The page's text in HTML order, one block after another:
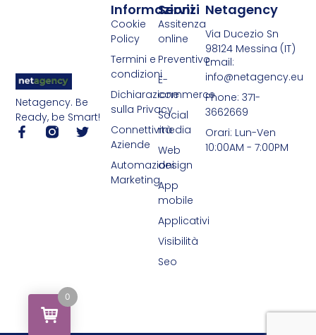
Netagency. Be
Ready, be Smart!
Servizi
Assitenza
online
Preventivo
E-
commerce
Social
media
Web
design
App
mobile
Applicativi
Visibilità
Seo
Informazioni
Cookie
Policy
Termini e
condizioni
Dichiarazione
sulla Privacy
Connettività
Aziende
Automazioni
Marketing
Netagency
Via Ducezio Sn
98124 Messina (IT)
Email:
info@netagency.eu
Phone: 371-
3662669
Orari: Lun-Ven
10:00AM - 7:00PM
0